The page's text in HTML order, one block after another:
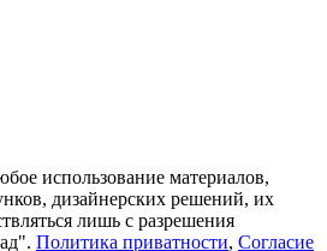
использование материалов,
дизайнерских решений, их
лишь с разрешения
Политика приватности, Согласие